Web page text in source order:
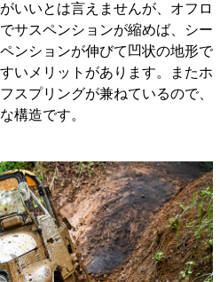
いいとは言えませんが、オフロ
サスペンションが縮めば、シー
ンションが伸びて凹状の地形で
いメリットがあります。またホ
スプリングが兼ねているので、
構造です。